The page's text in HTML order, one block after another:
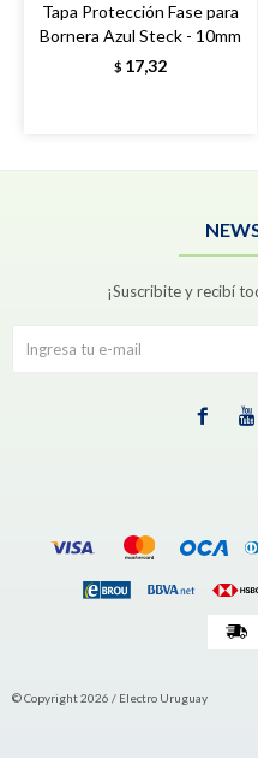
Tapa Protección Fase para
Bornera Azul Steck - 10mm
$ 17,32
¡Suscribite y recibí
 
© Copyright 2026 / Electro Uruguay